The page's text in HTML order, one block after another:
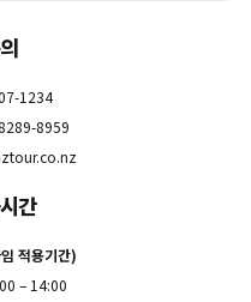
1234
8959
간
적용기간)
– 14:00